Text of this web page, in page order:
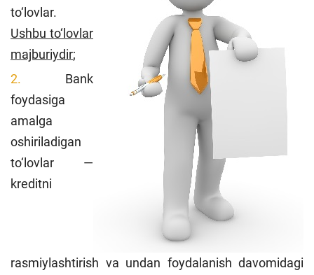
to‘lovlar.
Ushbu to‘lovlar
majburiydir;
Bank
foydasiga
amalga
oshiriladigan
to‘lovlar —
kreditni
rasmiylashtirish va undan foydalanish davomidagi